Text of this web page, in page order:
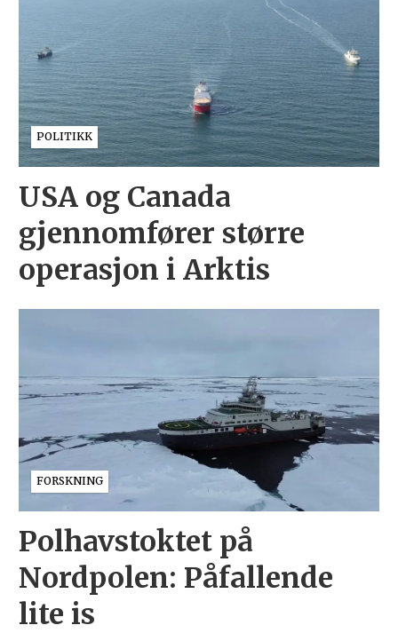
POLITIKK
USA og Canada
gjennomfører større
operasjon i Arktis
FORSKNING
Polhavstoktet på
Nordpolen: Påfallende
lite is